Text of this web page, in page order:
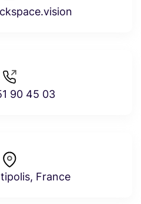
90 45 03‬
France